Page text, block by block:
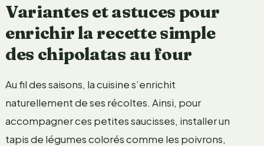
Variantes et astuces pour
enrichir la recette simple
des chipolatas au four
Au fil des saisons, la cuisine s’enrichit
naturellement de ses récoltes. Ainsi, pour
accompagner ces petites saucisses, installer un
tapis de légumes colorés comme les poivrons,